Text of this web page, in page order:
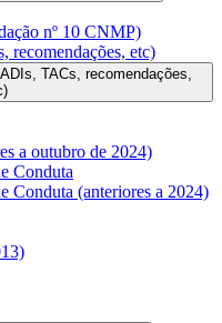
nº 10 CNMP)
etc)
TACs, recomendações,
a outubro de 2024)
Conduta
Conduta (anteriores a 2024)